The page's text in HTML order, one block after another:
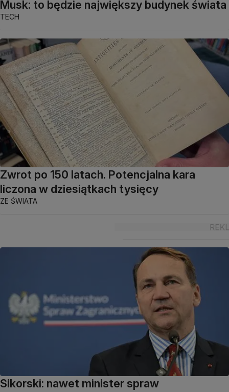
Musk: to będzie największy budynek świata
TECH
Zwrot po 150 latach. Potencjalna kara
liczona w dziesiątkach tysięcy
ZE ŚWIATA
Sikorski: nawet minister spraw